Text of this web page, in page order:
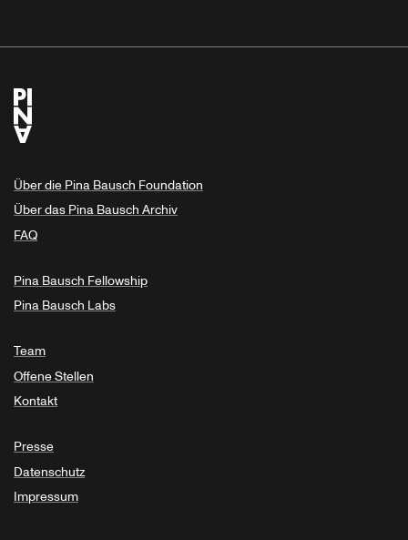
Über die Pina Bausch Foundation
Über das Pina Bausch Archiv
FAQ
Pina Bausch Fellowship
Pina Bausch Labs
Team
Offene Stellen
Kontakt
Presse
Datenschutz
Impressum